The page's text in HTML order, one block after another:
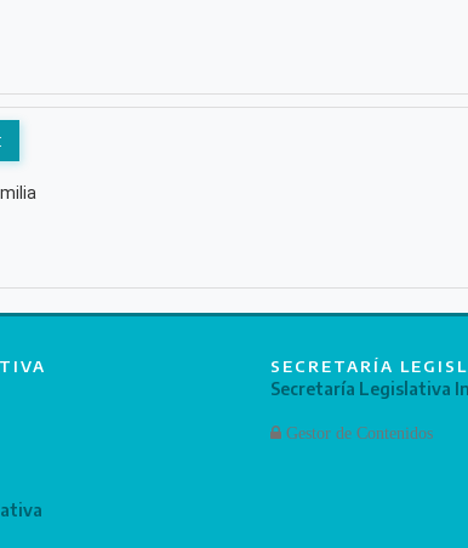
SECRETARÍA
Secretaría Legislativa
Gestor de Contenidos